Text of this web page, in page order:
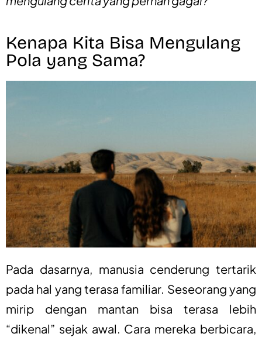
Kenapa Kita Bisa Mengulang
Pola yang Sama?
Pada dasarnya, manusia cenderung tertarik
pada hal yang terasa familiar. Seseorang yang
mirip dengan mantan bisa terasa lebih
“dikenal” sejak awal. Cara mereka berbicara,